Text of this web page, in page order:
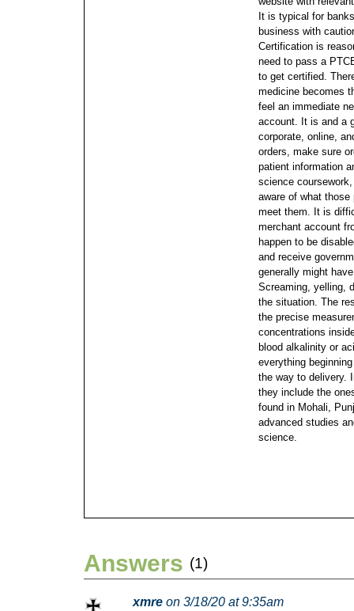
It is typical for
business with
Certification is
need to pass a
to get certified.
medicine becomes
feel an immediate
account. It is and a
corporate, online,
orders, make sure
patient information
science
aware of what those
meet them. It is
merchant account
happen to be
and receive
generally might
Screaming, yelling,
the situation. The
the precise
concentrations
blood alkalinity or
everything
the way to delivery.
they include the
found in Mohali,
advanced studies
science.
Answers (1)
xmre on 3/18/20 at 9:35am